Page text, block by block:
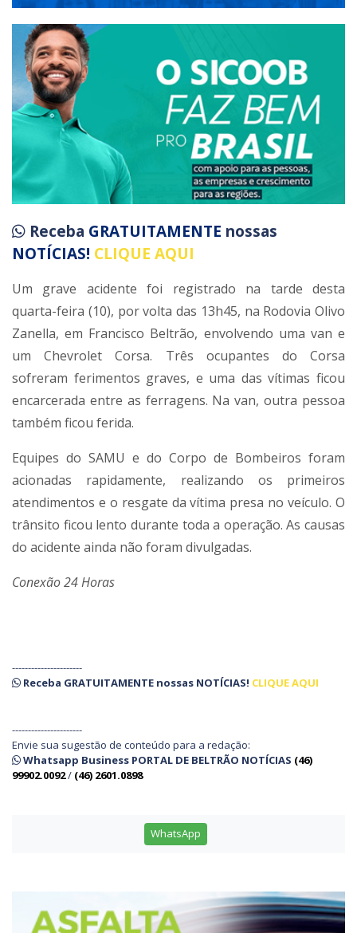
Receba GRATUITAMENTE nossas
NOTÍCIAS! CLIQUE AQUI
Um grave acidente foi registrado na tarde desta
quarta-feira (10), por volta das 13h45, na Rodovia Olivo
Zanella, em Francisco Beltrão, envolvendo uma van e
um Chevrolet Corsa. Três ocupantes do Corsa
sofreram ferimentos graves, e uma das vítimas ficou
encarcerada entre as ferragens. Na van, outra pessoa
também ficou ferida.
Equipes do SAMU e do Corpo de Bombeiros foram
acionadas rapidamente, realizando os primeiros
atendimentos e o resgate da vítima presa no veículo. O
trânsito ficou lento durante toda a operação. As causas
do acidente ainda não foram divulgadas.
Conexão 24 Horas
----------------------
Receba GRATUITAMENTE nossas NOTÍCIAS! CLIQUE AQUI
----------------------
Envie sua sugestão de conteúdo para a redação:
Whatsapp Business PORTAL DE BELTRÃO NOTÍCIAS (46)
99902.0092/ (46) 2601.0898
WhatsApp